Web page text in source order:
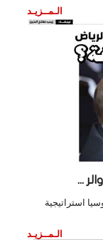
الـمــزيـد
...
استراتيجية
الـمــزيـد